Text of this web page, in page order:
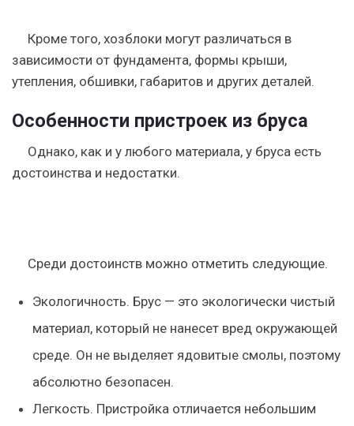
Кроме того, хозблоки могут различаться в
зависимости от фундамента, формы крыши,
утепления, обшивки, габаритов и других деталей.
Особенности пристроек из бруса
Однако, как и у любого материала, у бруса есть
достоинства и недостатки.
Среди достоинств можно отметить следующие.
Экологичность. Брус — это экологически чистый
материал, который не нанесет вред окружающей
среде. Он не выделяет ядовитые смолы, поэтому
абсолютно безопасен.
Легкость. Пристройка отличается небольшим